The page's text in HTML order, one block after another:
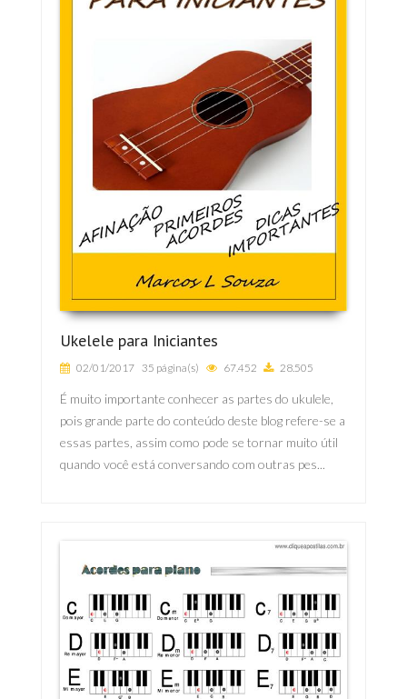
Ukelele para Iniciantes
02/01/2017 35 página(s) 67.452 28.505
É muito importante conhecer as partes do ukulele,
pois grande parte do conteúdo deste blog refere-se a
essas partes, assim como pode se tornar muito útil
quando você está conversando com outras pes...